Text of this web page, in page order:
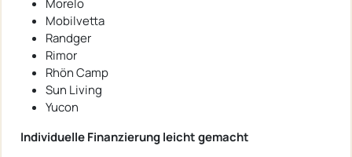
Mobilvetta
Randger
Rimor
Rhön Camp
Sun Living
Yucon
Individuelle Finanzierung leicht gemacht